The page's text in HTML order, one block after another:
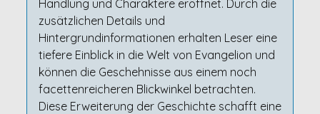
Handlung und Charaktere eröffnet. Durch die
zusätzlichen Details und
Hintergrundinformationen erhalten Leser eine
tiefere Einblick in die Welt von Evangelion und
können die Geschehnisse aus einem noch
facettenreicheren Blickwinkel betrachten.
Diese Erweiterung der Geschichte schafft eine